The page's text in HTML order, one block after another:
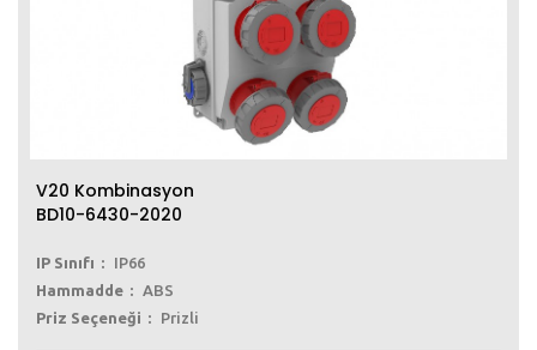
V20 Kombinasyon
BD10-6430-2020
IP Sınıfı
IP66
Hammadde
ABS
Priz Seçeneği
Prizli